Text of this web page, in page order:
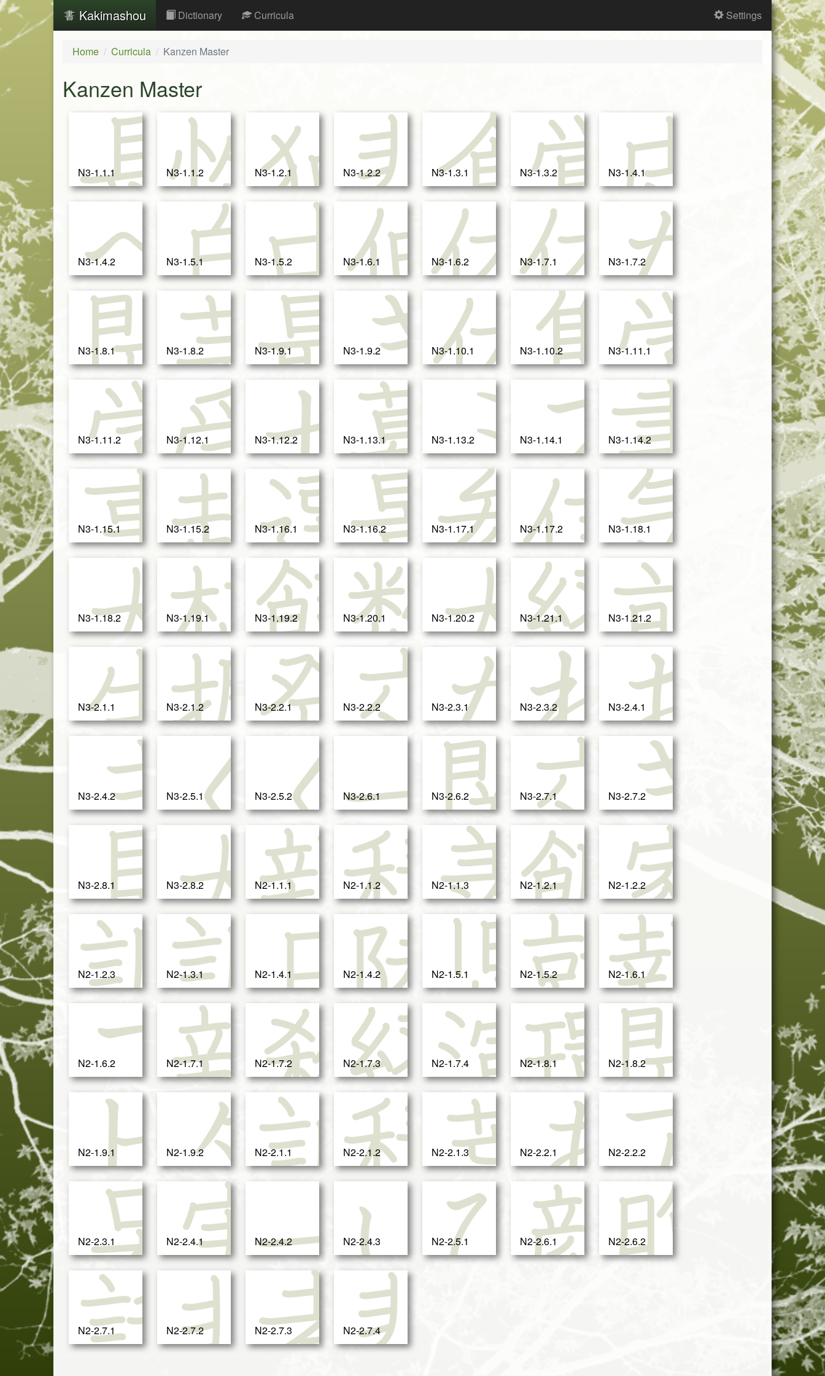
Kakimashou Dictionary Curricula Settings
Home Curricula Kanzen Master
Kanzen Master
長
N3-1.1.1 性
N3-1.1.2 独
N3-1.2.1 悲
N3-1.2.2 食
N3-1.3.1 覚
N3-1.3.2 皮
N3-1.4.1
ペ
N3-1.4.2 自
N3-1.5.1 中
N3-1.5.2 伸
N3-1.6.1 体
N3-1.6.2 体
N3-1.7.1 か
N3-1.7.2
開
N3-1.8.1 芸
N3-1.8.2 最
N3-1.9.1 き
N3-1.9.2 休
N3-1.10.1 集
N3-1.10.2 学
N3-1.11.1
学
N3-1.11.2 受
N3-1.12.1 ゼ
N3-1.12.2 募
N3-1.13.1 ミ
N3-1.13.2 ス
N3-1.14.1 書
N3-1.14.2
事
N3-1.15.1 起
N3-1.15.2 選
N3-1.16.1 景
N3-1.16.2 参
N3-1.17.1 信
N3-1.17.2 気
N3-1.18.1
大
N3-1.18.2 植
N3-1.19.1 飼
N3-1.19.2 数
N3-1.20.1 大
N3-1.20.2 経
N3-1.21.1 前
N3-1.21.2
生
N3-2.1.1 握
N3-2.1.2 発
N3-2.2.1 交
N3-2.2.2 か
N3-2.3.1 わ
N3-2.3.2 お
N3-2.4.1
ま
N3-2.4.2 ぐ
N3-2.5.1 ぐ
N3-2.5.2 一
N3-2.6.1 関
N3-2.6.2 交
N3-2.7.1 き
N3-2.7.2
見
N3-2.8.1 大
N3-2.8.2 親
N2-1.1.1 積
N2-1.1.2 羨
N2-1.1.3 飯
N2-1.2.1 家
N2-1.2.2
調
N2-1.2.3 訓
N2-1.3.1 日
N2-1.4.1 陸
N2-1.4.2 児
N2-1.5.1 就
N2-1.5.2 報
N2-1.6.1
フ
N2-1.6.2 新
N2-1.7.1 殺
N2-1.7.2 経
N2-1.7.3 演
N2-1.7.4 環
N2-1.8.1 開
N2-1.8.2
ビ
N2-1.9.1 タ
N2-1.9.2 訴
N2-2.1.1 積
N2-2.1.2 荒
N2-2.1.3 あ
N2-2.2.1 ア
N2-2.2.2
呆
N2-2.3.1 実
N2-2.4.1 一
N2-2.4.2 い
N2-2.4.3 び
N2-2.5.1 顔
N2-2.6.1 腹
N2-2.6.2
話
N2-2.7.1 非
N2-2.7.2 者
N2-2.7.3 悲
N2-2.7.4